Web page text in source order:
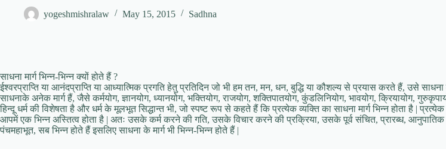
yogeshmishralaw May 15, 2015 Sadhna
साधना मार्ग भिन्न-भिन्न क्यों होते हैं ?
ईश्वरप्राप्ति या आनंदप्राप्ति या आध्यात्मिक प्रगति हेतु प्रतिदिन जो भी हम तन, मन, धन, बुद्धि या कौशल्य से प्रयास करते हैं, उसे
साधनाके अनेक मार्ग हैं, जैसे कर्मयोग, ज्ञानयोग, ध्यानयोग, भक्तियोग, राजयोग, शक्तिपातयोग, कुंडलिनियोग, भावयोग, क्रियायोग,
हिन्दू धर्म की विशेषता है और धर्म के मूलभूत सिद्धान्त भी, जो स्पष्ट रूप से कहते हैं कि प्रत्येक व्यक्ति का साधना मार्ग भिन्न होता है |
आपमें एक भिन्न अस्तित्व होता है | अतः उसके कर्म करने की गति, उसके विचार करने की प्रक्रिया, उसके पूर्व संचित, प्रारब्ध,
पंचमहाभूत, सब भिन्न होते हैं इसलिए साधना के मार्ग भी भिन्न-भिन्न होते हैं |